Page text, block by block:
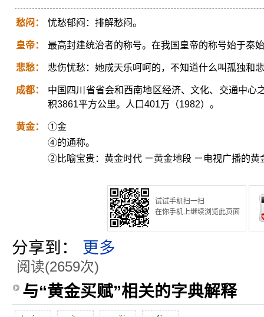
愁闷： 忧愁郁闷：排解愁闷。
皇帝： 最高封建统治者的称号。在我国皇帝的称号始于秦
悲愁： 悲伤忧愁：她成天乐呵呵的，不知道什么叫孤独和
成都：
中国四川省省会和西南地区经济、文化、交通中心
积3861平方公里。人口401万（1982）。
黄金：
①金
④的通称。
②比喻宝贵：黄金时代 ㄧ黄金地段 ㄧ电视广播的黄
试试手机扫一扫
在你手机上继续浏览此页面
分享到： 更多
阅读(2659次)
与“黄金买赋”相关的字典解释